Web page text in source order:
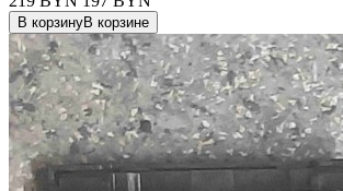
В корзинуВ корзине